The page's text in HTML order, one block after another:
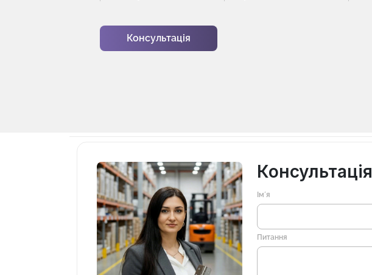
Консультація
Консультація
Імʼя
Питання